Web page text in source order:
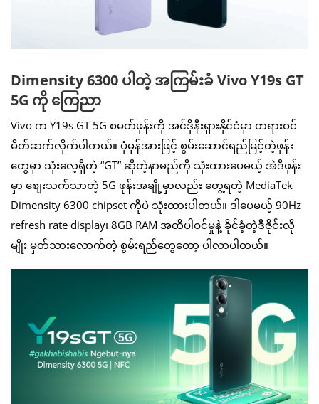
Dimensity 6300 ပါတဲ့ အကြမ်းခံ Vivo Y19s GT
5G ကို ကြေညာ
Vivo က Y19s GT 5G စမတ်ဖုန်းကို အင်ဒိုနီးရှားနိုင်ငံမှာ တရားဝင်
မိတ်ဆက်လိုက်ပါတယ်။ ပုံမှန်အားဖြင့် စွမ်းဆောင်ရည်မြင့်တဲ့ဖုန်း
တွေမှာ သုံးလေ့ရှိတဲ့ “GT” ဆိုတဲ့နာမည်ကို သုံးထားပေမယ့် အဲဒီဖုန်း
မှာ စျေးသက်သာတဲ့ 5G ဖုန်းအချို့မှာလည်း တွေ့ရတဲ့ MediaTek
Dimensity 6300 chipset ကိုပဲ သုံးထားပါတယ်။ ဒါပေမယ့် 90Hz
refresh rate display၊ 8GB RAM အထိပါဝင်မှုနဲ့ ခိုင်ခံ့တဲ့ဒီဇိုင်းလို
မျိုး မှတ်သားလောက်တဲ့ စွမ်းရည်တွေတော့ ပါလာပါတယ်။